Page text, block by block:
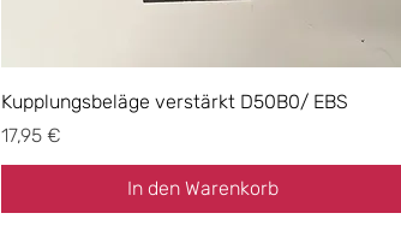
Kupplungsbeläge verstärkt D50B0/ EBS
Preis
17,95 €
In den Warenkorb